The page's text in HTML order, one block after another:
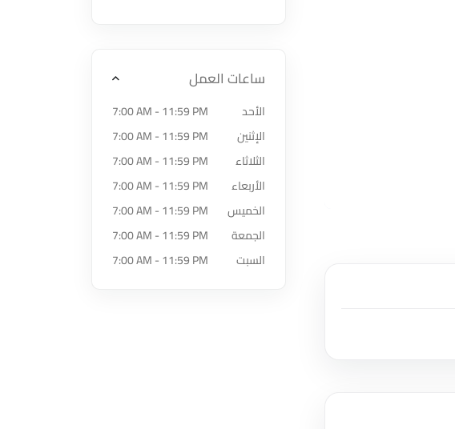
ساعات العمل
الأحد
7:00 AM - 11:59 PM
الإثنين
7:00 AM - 11:59 PM
الثلاثاء
7:00 AM - 11:59 PM
الأربعاء
7:00 AM - 11:59 PM
الخميس
7:00 AM - 11:59 PM
الجمعة
7:00 AM - 11:59 PM
السبت
7:00 AM - 11:59 PM